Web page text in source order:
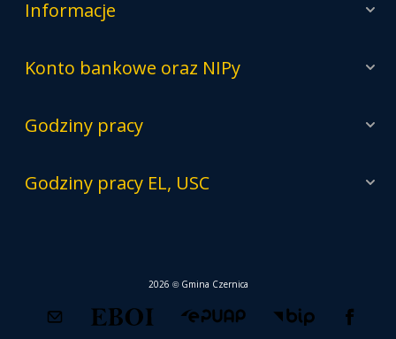
Informacje
Konto bankowe oraz NIPy
Godziny pracy
Godziny pracy EL, USC
2026 © Gmina Czernica